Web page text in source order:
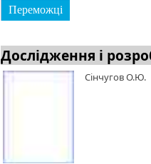
Переможці
Дослідження і
Сінчугов О.Ю.